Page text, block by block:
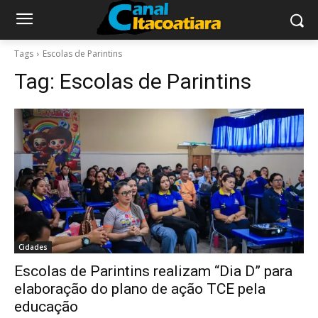
Tags Escolas de Parintins
Tag: Escolas de Parintins
Cidades
Escolas de Parintins realizam “Dia D” para
elaboração do plano de ação TCE pela
educação